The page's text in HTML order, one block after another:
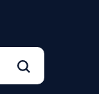
Rechercher